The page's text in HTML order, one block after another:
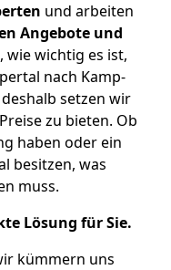
und arbeiten
Angebote und
wie wichtig es ist,
nach Kamp-
setzen wir
zu bieten. Ob
haben oder ein
besitzen, was
muss.
Lösung für Sie.
kümmern uns